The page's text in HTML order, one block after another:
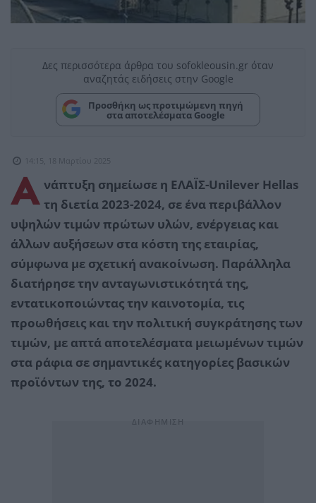
Δες περισσότερα άρθρα του sofokleousin.gr όταν
αναζητάς ειδήσεις στην Google
Προσθήκη ως προτιμώμενη πηγή
στα αποτελέσματα Google
14:15, 18 Μαρτίου 2025
Α νάπτυξη σημείωσε η ΕΛΑΪΣ-Unilever Hellas
τη διετία 2023-2024, σε ένα περιβάλλον
υψηλών τιμών πρώτων υλών, ενέργειας και
άλλων αυξήσεων στα κόστη της εταιρίας,
σύμφωνα με σχετική ανακοίνωση. Παράλληλα
διατήρησε την ανταγωνιστικότητά της,
εντατικοποιώντας την καινοτομία, τις
προωθήσεις και την πολιτική συγκράτησης των
τιμών, με απτά αποτελέσματα μειωμένων τιμών
στα ράφια σε σημαντικές κατηγορίες βασικών
προϊόντων της, το 2024.